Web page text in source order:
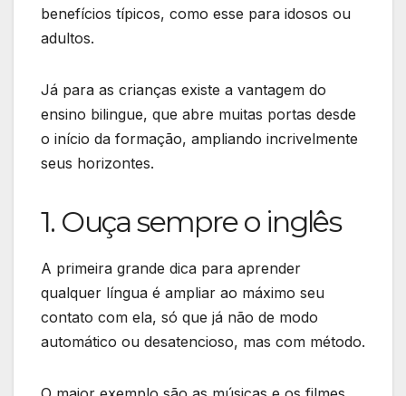
benefícios típicos, como esse para idosos ou
adultos.
Já para as crianças existe a vantagem do
ensino bilingue, que abre muitas portas desde
o início da formação, ampliando incrivelmente
seus horizontes.
1. Ouça sempre o inglês
A primeira grande dica para aprender
qualquer língua é ampliar ao máximo seu
contato com ela, só que já não de modo
automático ou desatencioso, mas com método.